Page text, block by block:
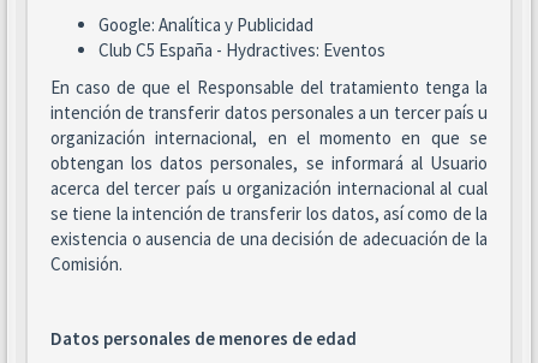
Google: Analítica y Publicidad
Club C5 España - Hydractives: Eventos
En caso de que el Responsable del tratamiento tenga la
intención de transferir datos personales a un tercer país u
organización internacional, en el momento en que se
obtengan los datos personales, se informará al Usuario
acerca del tercer país u organización internacional al cual
se tiene la intención de transferir los datos, así como de la
existencia o ausencia de una decisión de adecuación de la
Comisión.
Datos personales de menores de edad